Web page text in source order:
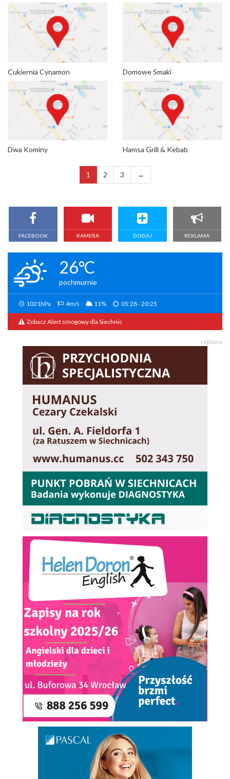
Cukiernia Cynamon Domowe Smaki
Dwa Kominy Hamsa Grill & Kebab
1 2 3 →
FACEBOOK KAMERA DODAJ REKLAMA
26°C
pochmurnie
1021hPa 4m/s 11% 05:28 - 20:25
Zobacz Alert smogowy dla Siechnic
reklama